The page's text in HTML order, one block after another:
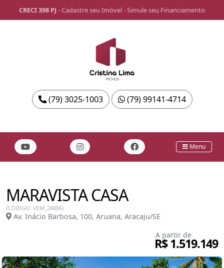
CRECI 398 PJ -Cadastre seu Imóvel-Simule seu Financiamento
(79) 3025-1003 (79) 99141-4714
Menu
MARAVISTA CASA
(CÓDIGO: VEM_28886)
Av. Inácio Barbosa, 100, Aruana, Aracaju/SE
A partir de
R$ 1.519.149